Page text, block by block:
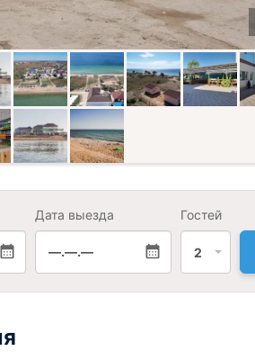
Дата выезда
—.—.—
Гостей
2